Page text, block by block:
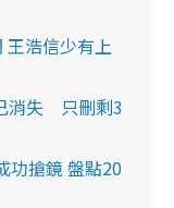
王浩信少有上
消失 只刪剩3
功搶鏡 盤點20